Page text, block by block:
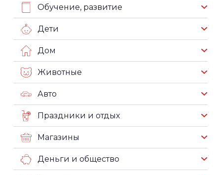
Обучение, развитие
Дети
Дом
Животные
Авто
Праздники и отдых
Магазины
Деньги и общество